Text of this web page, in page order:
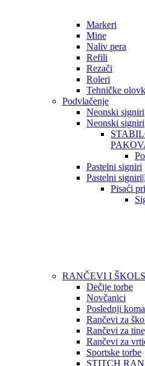
Markeri
Mine
Naliv pera
Refili
Rezači
Roleri
Tehničke
Podvlačenje
Neonski signiri
Neonski
Pastelni signiri
Pastelni
Pisaći
RANČEVI I
Dečije torbe
Novčanici
Poslednji
Rančevi za
Rančevi za
Rančevi za
Sportske torbe
STITCH